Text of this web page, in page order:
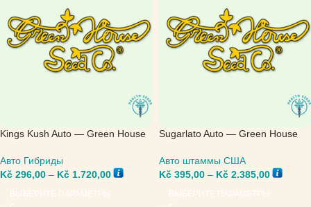
Kings Kush Auto — Green House
Авто Гибриды
Kč 296,00 – Kč 1.720,00
Sugarlato Auto — Green House
Авто штаммы США
Kč 395,00 – Kč 2.385,00